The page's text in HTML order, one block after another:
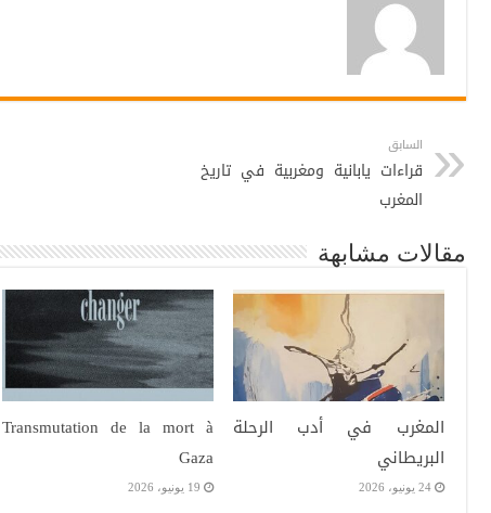
السابق
قراءات يابانية ومغربية في تاريخ
المغرب
مقالات مشابهة
المغرب في أدب الرحلة
البريطاني
24 يونيو، 2026
Transmutation de la mort à
Gaza
19 يونيو، 2026